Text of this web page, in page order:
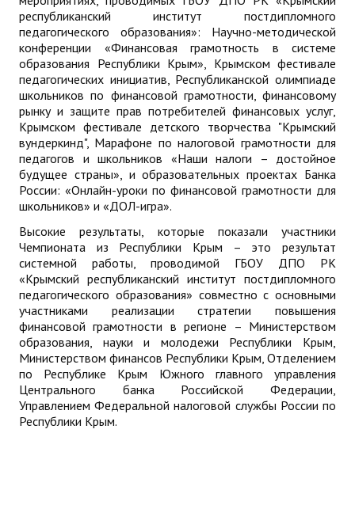
республиканский институт постдипломного
педагогического образования»: Научно-методической
конференции «Финансовая грамотность в системе
образования Республики Крым», Крымском фестивале
педагогических инициатив, Республиканской олимпиаде
школьников по финансовой грамотности, финансовому
рынку и защите прав потребителей финансовых услуг,
Крымском фестивале детского творчества "Крымский
вундеркинд", Марафоне по налоговой грамотности для
педагогов и школьников «Наши налоги – достойное
будущее страны», и образовательных проектах Банка
России: «Онлайн-уроки по финансовой грамотности для
школьников» и «ДОЛ-игра».
Высокие результаты, которые показали участники
Чемпионата из Республики Крым – это результат
системной работы, проводимой ГБОУ ДПО РК
«Крымский республиканский институт постдипломного
педагогического образования» совместно с основными
участниками реализации стратегии повышения
финансовой грамотности в регионе – Министерством
образования, науки и молодежи Республики Крым,
Министерством финансов Республики Крым, Отделением
по Республике Крым Южного главного управления
Центрального банка Российской Федерации,
Управлением Федеральной налоговой службы России по
Республики Крым.